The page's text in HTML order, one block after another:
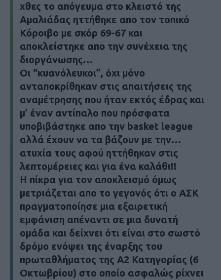
χθες το απόγευμα στο κλειστό της
Αμαλιάδας ηττήθηκε απο τον τοπικό
Κόροιβο με σκόρ 69-67 και
αποκλείστηκε απο την συνέχεια της
διοργάνωσης…
Οι “κυανόλευκοι”, όχι μόνο
ανταποκρίθηκαν στις απαιτήσεις της
αναμέτρησης που ήταν εκτός έδρας και
μ’ έναν αντίπαλο που πρόσφατα
υποβιβάστηκε απο την basket league
αλλά έχουν να τα βάζουν με την…
ατυχία τους αφού ηττήθηκαν στις
λεπτομέρειες και για ένα καλάθι!!
H πίκρα για τον αποκλεισμό όμως
μετριάζεται απο το γεγονός ότι ο ΑΣΚ
πραγματοποίησε μια εξαιρετική
εμφάνιση απέναντι σε μια δυνατή
ομάδα και δείχνει ότι είναι στο σωστό
δρόμο ενόψει της έναρξης του
πρωταθλήματος της Α2 Κατηγορίας (6
Οκτωβρίου) στο οποίο ασφαλώς ρίχνει